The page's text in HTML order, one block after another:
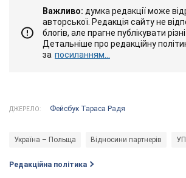
Важливо: думка редакції може
авторської. Редакція сайту не
блогів, але прагне публікувати
Детальніше про редакційну
за посиланням...
ДЖЕРЕЛО: Фейсбук Тараса Радя
Україна – Польща Відносини партнерів
Редакційна політика